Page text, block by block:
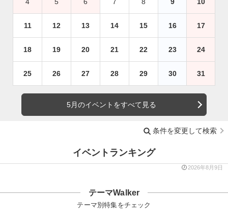
11 12 13 14 15 16 17
18 19 20 21 22 23 24
25 26 27 28 29 30 31
5月のイベントをすべて見る
条件を変更して検索
イベントランキング
2026年8月9日
テーマWalker
テーマ別特集をチェック